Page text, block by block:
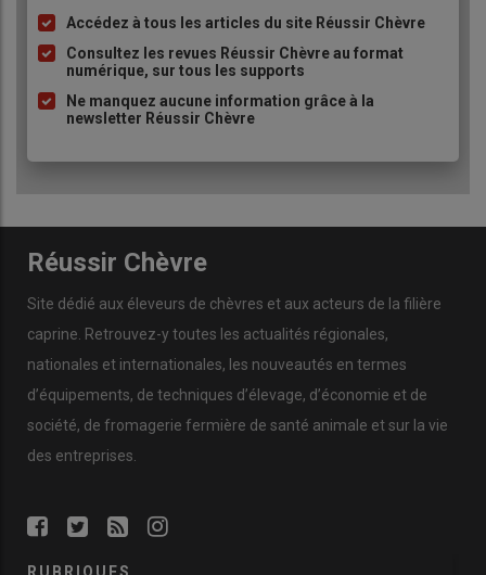
Liste
à
puce
Accédez à tous les articles du site Réussir Chèvre
Consultez les revues Réussir Chèvre au format
numérique, sur tous les supports
Ne manquez aucune information grâce à la
newsletter Réussir Chèvre
Réussir Chèvre
Site dédié aux éleveurs de chèvres et aux acteurs de la filière
caprine. Retrouvez-y toutes les actualités régionales,
nationales et internationales, les nouveautés en termes
d’équipements, de techniques d’élevage, d’économie et de
société, de fromagerie fermière de santé animale et sur la vie
des entreprises.